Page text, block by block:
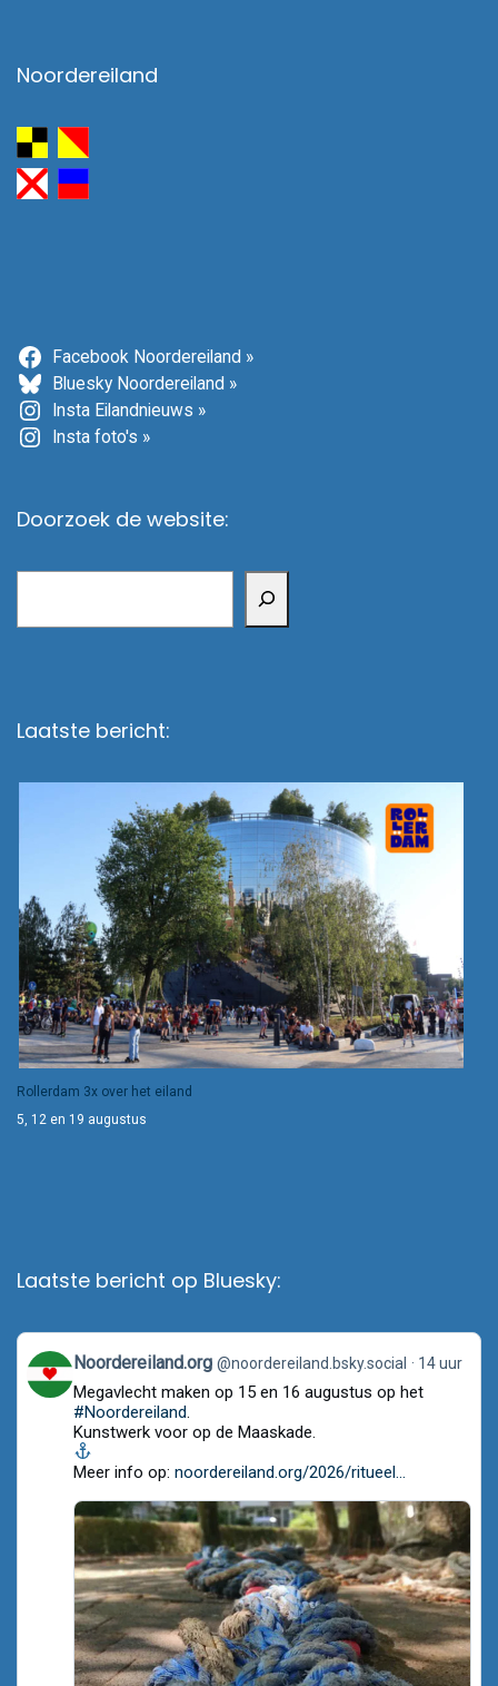
Noordereiland
Facebook Noordereiland »
Bluesky Noordereiland »
Insta Eilandnieuws »
Insta foto's »
Doorzoek de website:
Laatste bericht:
Rollerdam 3x over het eiland
5, 12 en 19 augustus
Laatste bericht op Bluesky:
View
post
by
Noordereiland.org
Bluesky
Noordereiland.org @noordereiland.bsky.social 14 uur
Megavlecht maken op 15 en 16 augustus op het
#Noordereiland.
Kunstwerk voor op de Maaskade.
Meer info op: noordereiland.org/2026/ritueel...